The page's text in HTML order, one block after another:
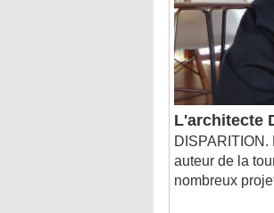
L'architecte
DISPARITION.
auteur de la
nombreux